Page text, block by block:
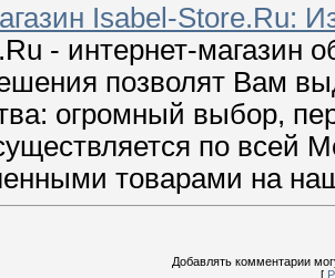
Isabel-Store.Ru:
- интернет-магазин
позволят Вам
огромный выбор,
по всей
товарами на
Добавлять комментарии
[